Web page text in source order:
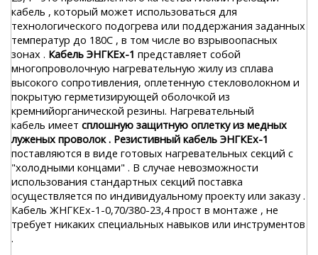
кабель , который может использоваться для
технологического подогрева или поддержания заданных
температур до 180С , в том числе во взрывоопасных
зонах . Кабель ЭНГКЕх-1 представляет собой
многопроволочную нагревательную жилу из сплава
высокого сопротивления, оплетенную стекловолокном и
покрытую герметизирующей оболочкой из
кремнийорганической резины. Нагревательный
кабель имеет сплошную защитную оплетку из медных
луженых проволок . Резистивный кабель ЭНГКЕх-1
поставляются в виде готовых нагревательных секций с
"холодными концами" . В случае невозможности
использования стандартных секций поставка
осуществляется по индивидуальному проекту или заказу .
Кабель ЖНГКЕх-1-0,70/380-23,4 прост в монтаже , не
требует никаких специальных навыков или инструментов
.